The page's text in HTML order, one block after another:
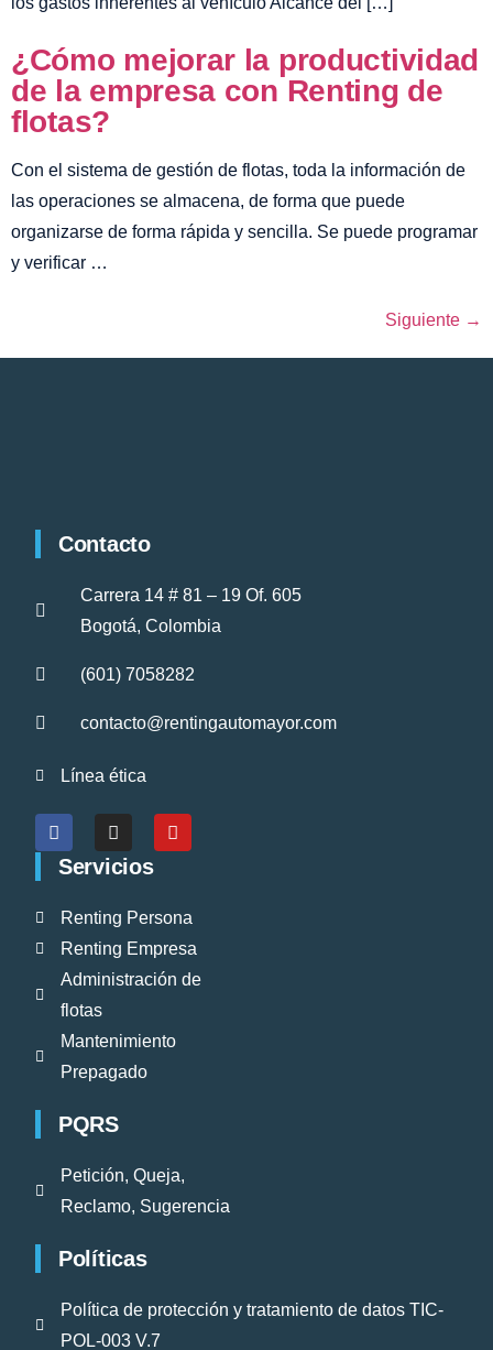
¿Cómo mejorar la productividad
de la empresa con Renting de
flotas?
Con el sistema de gestión de flotas, toda la información de
las operaciones se almacena, de forma que puede
organizarse de forma rápida y sencilla. Se puede programar
y verificar …
Siguiente →
Contacto
Carrera 14 # 81 – 19 Of. 605
Bogotá, Colombia
(601) 7058282
contacto@rentingautomayor.com
Línea ética
Servicios
Renting Persona
Renting Empresa
Administración de
flotas
Mantenimiento
Prepagado
PQRS
Petición, Queja,
Reclamo, Sugerencia
Políticas
Política de protección y tratamiento de datos TIC-
POL-003 V.7